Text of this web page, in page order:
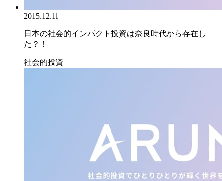
2015.12.11
日本の社会的インパクト投資は奈良時代から存在し
た？！
社会的投資